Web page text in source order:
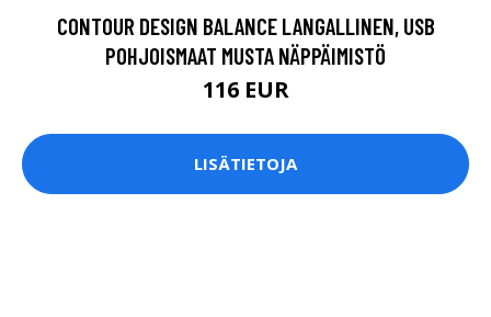
CONTOUR DESIGN BALANCE LANGALLINEN, USB
POHJOISMAAT MUSTA NÄPPÄIMISTÖ
116 EUR
LISÄTIETOJA